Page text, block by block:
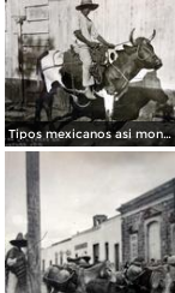
Tipos mexicanos asi montan los toros..